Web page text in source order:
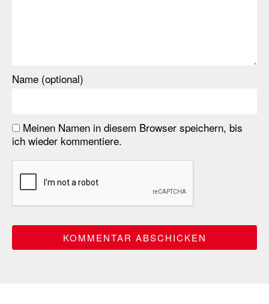
Name (optional)
Meinen Namen in diesem Browser speichern, bis
ich wieder kommentiere.